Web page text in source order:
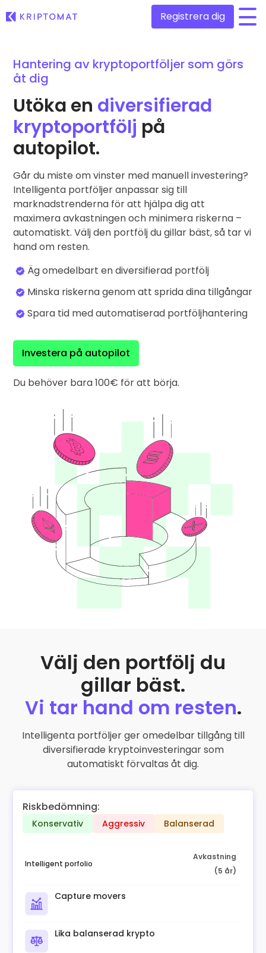
Alla priser
Över 300+ kryptovalutor
Toppvinnare & -förlorare
Hitta investeringsmöjligheter
Nyligen tillagda
Nyligen tillagda mynt hos Kriptomat
Om jag köpte för 100€…
...skulle det idag vara värt
Köp och sälj krypto
Köp över 300 kryptovalutor
Utbyte av krypto
Intelligenta portföljer
Smart sätt att investera i krypto
Kriptomat Plånbok
En säker och enkel kryptoplånbok
Hitta din kryptostrategi
KriptoEarn
Få belöningar på din krypto
Spara krypto inför din framtid
Återkommande köp
Regelbundet schemalagda investeringar (DCA)
Prisuppdateringar i realtid för dina favoritmynt
Utforska tillgångar
Upptäck investeringsmöjligheter
Portföljanalys
Smarta insikter för optimal prestanda
Registrera dig
Hantering av kryptoportföljer som görs
åt dig
Utöka en diversifierad
kryptoportfölj på
autopilot.
Går du miste om vinster med manuell investering?
Intelligenta portföljer anpassar sig till
marknadstrenderna för att hjälpa dig att
maximera avkastningen och minimera riskerna –
automatiskt. Välj den portfölj du gillar bäst, så tar vi
hand om resten.
Äg omedelbart en diversifierad portfölj
Minska riskerna genom att sprida dina tillgångar
Spara tid med automatiserad portföljhantering
Investera på autopilot
Du behöver bara 100€ för att börja.
Välj den portfölj du
gillar bäst.
Vi tar hand om resten.
Intelligenta portföljer ger omedelbar tillgång till
diversifierade kryptoinvesteringar som
automatiskt förvaltas åt dig.
Riskbedömning:
Konservativ Aggressiv Balanserad
Intelligent porfolio
Avkastning
(5 år)
Capture movers
Lika balanserad krypto